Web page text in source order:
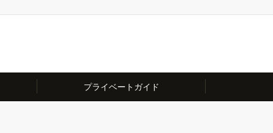
プライベートガイド